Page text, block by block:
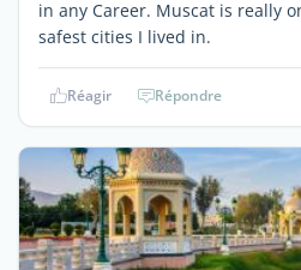
in any Career. Muscat is really
safest cities I lived in.
Réagir Répondre